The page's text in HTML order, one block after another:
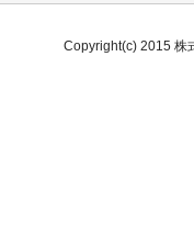
Copyright(c) 2015 株